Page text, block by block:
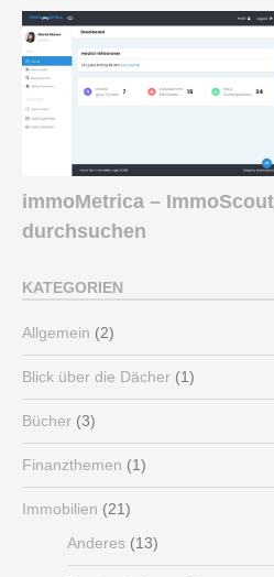
immoMetrica –
durchsuchen
KATEGORIEN
Allgemein (2)
Blick über die Dächer (1)
Bücher (3)
Finanzthemen (1)
Immobilien (21)
Anderes (13)